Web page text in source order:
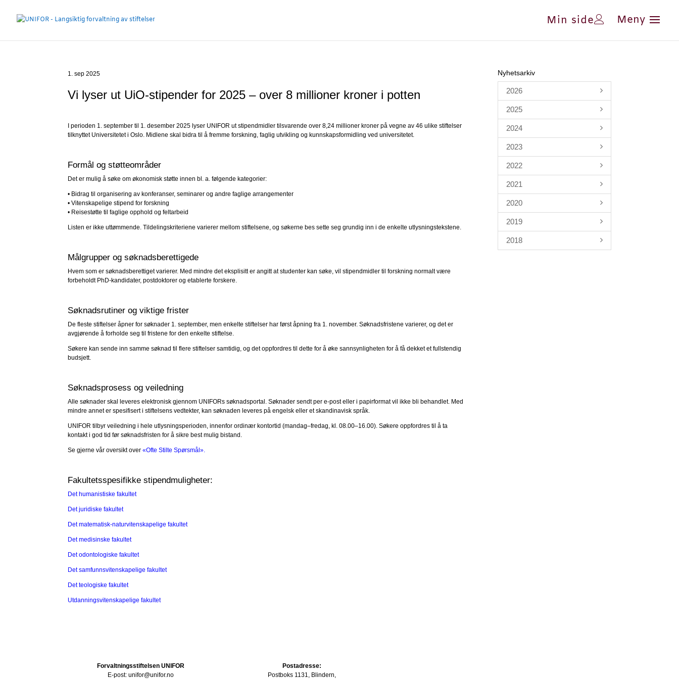
Min side
1. sep 2025
Vi lyser ut UiO-stipender for 2025 – over 8 millioner kroner i potten
I perioden 1. september til 1. desember 2025 lyser UNIFOR ut stipendmidler tilsvarende over 8,24 millioner kroner på vegne av 46 ulike stiftelser
tilknyttet Universitetet i Oslo. Midlene skal bidra til å fremme forskning, faglig utvikling og kunnskapsformidling ved universitetet.
Formål og støtteområder
Det er mulig å søke om økonomisk støtte innen bl. a. følgende kategorier:
• Bidrag til organisering av konferanser, seminarer og andre faglige arrangementer
• Vitenskapelige stipend for forskning
• Reisestøtte til faglige opphold og feltarbeid
Listen er ikke uttømmende. Tildelingskriteriene varierer mellom stiftelsene, og søkerne bes sette seg grundig inn i de enkelte utlysningstekstene.
Målgrupper og søknadsberettigede
Hvem som er søknadsberettiget varierer. Med mindre det eksplisitt er angitt at studenter kan søke, vil stipendmidler til forskning normalt være
forbeholdt PhD-kandidater, postdoktorer og etablerte forskere.
Søknadsrutiner og viktige frister
De fleste stiftelser åpner for søknader 1. september, men enkelte stiftelser har først åpning fra 1. november. Søknadsfristene varierer, og det er
avgjørende å forholde seg til fristene for den enkelte stiftelse.
Søkere kan sende inn samme søknad til flere stiftelser samtidig, og det oppfordres til dette for å øke sannsynligheten for å få dekket et fullstendig
budsjett.
Søknadsprosess og veiledning
Alle søknader skal leveres elektronisk gjennom UNIFORs søknadsportal. Søknader sendt per e-post eller i papirformat vil ikke bli behandlet. Med
mindre annet er spesifisert i stiftelsens vedtekter, kan søknaden leveres på engelsk eller et skandinavisk språk.
UNIFOR tilbyr veiledning i hele utlysningsperioden, innenfor ordinær kontortid (mandag–fredag, kl. 08.00–16.00). Søkere oppfordres til å ta
kontakt i god tid før søknadsfristen for å sikre best mulig bistand.
Se gjerne vår oversikt over«Ofte Stilte Spørsmål».
Fakultetsspesifikke stipendmuligheter:
Det humanistiske fakultet
Det juridiske fakultet
Det matematisk-naturvitenskapelige fakultet
Det medisinske fakultet
Det odontologiske fakultet
Det samfunnsvitenskapelige fakultet
Det teologiske fakultet
Utdanningsvitenskapelige fakultet
Nyhetsarkiv
2026
2025
2024
2023
2022
2021
2020
2019
2018
Forvaltningsstiftelsen UNIFOR
E-post: unifor@unifor.no
Postadresse:
Postboks 1131, Blindern,